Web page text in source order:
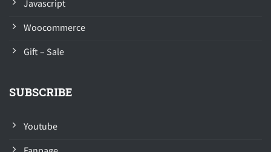
Javascript
Woocommerce
Gift – Sale
SUBSCRIBE
Youtube